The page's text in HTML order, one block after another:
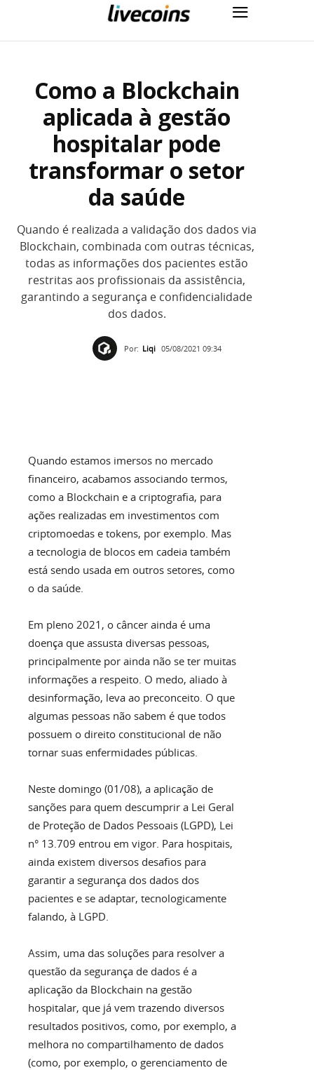
Como a Blockchain
aplicada à gestão
hospitalar pode
transformar o setor
da saúde
Quando é realizada a validação dos dados via
Blockchain, combinada com outras técnicas,
todas as informações dos pacientes estão
restritas aos profissionais da assistência,
garantindo a segurança e confidencialidade
dos dados.
Por: Liqi 05/08/2021 09:34
Quando estamos imersos no mercado
financeiro, acabamos associando termos,
como a Blockchain e a criptografia, para
ações realizadas em investimentos com
criptomoedas e tokens, por exemplo. Mas
a tecnologia de blocos em cadeia também
está sendo usada em outros setores, como
o da saúde.
Em pleno 2021, o câncer ainda é uma
doença que assusta diversas pessoas,
principalmente por ainda não se ter muitas
informações a respeito. O medo, aliado à
desinformação, leva ao preconceito. O que
algumas pessoas não sabem é que todos
possuem o direito constitucional de não
tornar suas enfermidades públicas.
Neste domingo (01/08), a aplicação de
sanções para quem descumprir a Lei Geral
de Proteção de Dados Pessoais (LGPD), Lei
n° 13.709 entrou em vigor. Para hospitais,
ainda existem diversos desafios para
garantir a segurança dos dados dos
pacientes e se adaptar, tecnologicamente
falando, à LGPD.
Assim, uma das soluções para resolver a
questão da segurança de dados é a
aplicação da Blockchain na gestão
hospitalar, que já vem trazendo diversos
resultados positivos, como, por exemplo, a
melhora no compartilhamento de dados
(como, por exemplo, o gerenciamento de